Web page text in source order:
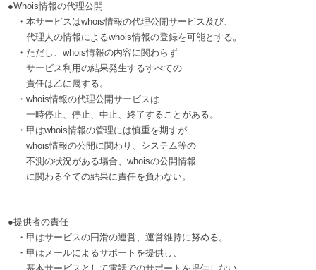
●Whois情報の代理公開
・本サービスはwhois情報の代理公開サービス及び、
代理人の情報によるwhois情報の登録を可能とする。
・ただし、whois情報の内容に関わらず
サービス利用の結果発生するすべての
責任は乙に属する。
・whois情報の代理公開サービスは
一時停止、停止、中止、終了することがある。
・甲はwhois情報の管理には慎重を期すが
whois情報の公開に関わり、システム等の
不測の状況がある場合、whoisの公開情報
に関わる全ての結果に責任を負わない。
●提供者の責任
・甲はサービスの円滑の運営、運営維持に努める。
・甲はメールによるサポートを提供し、